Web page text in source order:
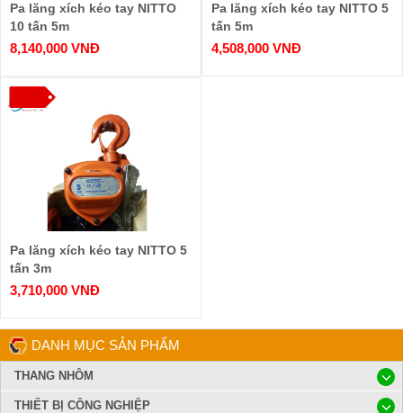
Pa lăng xích kéo tay NITTO
10 tấn 5m
8,140,000 VNĐ
Pa lăng xích kéo tay NITTO 5
tấn 5m
4,508,000 VNĐ
Pa lăng xích kéo tay NITTO 5
tấn 3m
3,710,000 VNĐ
DANH MỤC SẢN PHẨM
THANG NHÔM
THIẾT BỊ CÔNG NGHIỆP